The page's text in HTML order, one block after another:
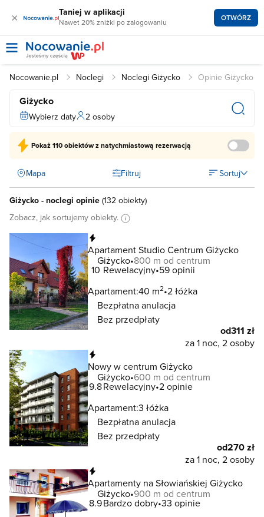
× Taniej w aplikacji
Nawet 20% zniżki po zalogowaniu OTWÓRZ
Nocowanie.pl Noclegi Noclegi Giżycko Opinie Giżycko
Giżycko
Wybierz daty 2 osoby
Pokaż110 obiektówz natychmiastową rezerwacją
Mapa Filtruj Sortuj
Giżycko - noclegi opinie (132 obiekty)
Zobacz, jak sortujemy obiekty.
Apartament Studio Centrum Giżycko
Giżycko 800 m od centrum
10 Rewelacyjny 59 opinii
Apartament:40 m2 2 łóżka
Bezpłatna anulacja
Bez przedpłaty
od311 zł
za 1 noc, 2 osoby
Nowy w centrum Giżycko
Giżycko 600 m od centrum
9.8Rewelacyjny 2 opinie
Apartament:3 łóżka
Bezpłatna anulacja
Bez przedpłaty
od270 zł
za 1 noc, 2 osoby
Apartamenty na Słowiańskiej Giżycko
Giżycko 900 m od centrum
8.9Bardzo dobry 33 opinie